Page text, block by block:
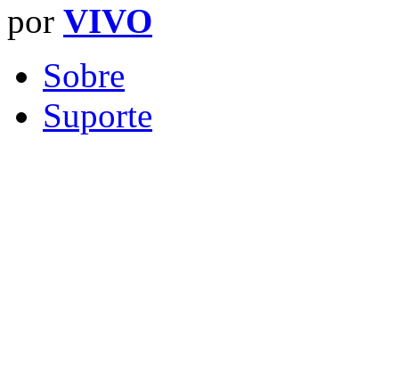
por VIVO
Sobre
Suporte